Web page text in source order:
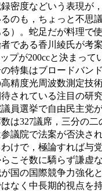
密度などいう表現が
のも，ちょっと不思
る）。蛇足だが料理で
である香川綾氏が考
プが200ccと決まって
特集はブロードバン
精度光周波数測定技
されている注目の研
員選挙で自由民主党
は327議席，三分の
参議院で法案が否決さ
けで，極論すれば与
こそ数に驕らず謙虚
国の国際競争力強化
なく中長期的視点を